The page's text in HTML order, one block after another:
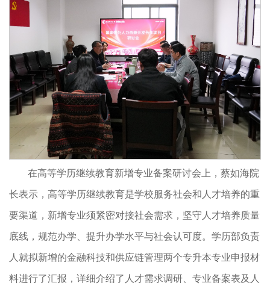
在高等学历继续教育新增专业备案研讨会上，蔡如海院
长表示，高等学历继续教育是学校服务社会和人才培养的重
要渠道，新增专业须紧密对接社会需求，坚守人才培养质量
底线，规范办学、提升办学水平与社会认可度。学历部负责
人就拟新增的金融科技和供应链管理两个专升本专业申报材
料进行了汇报，详细介绍了人才需求调研、专业备案表及人